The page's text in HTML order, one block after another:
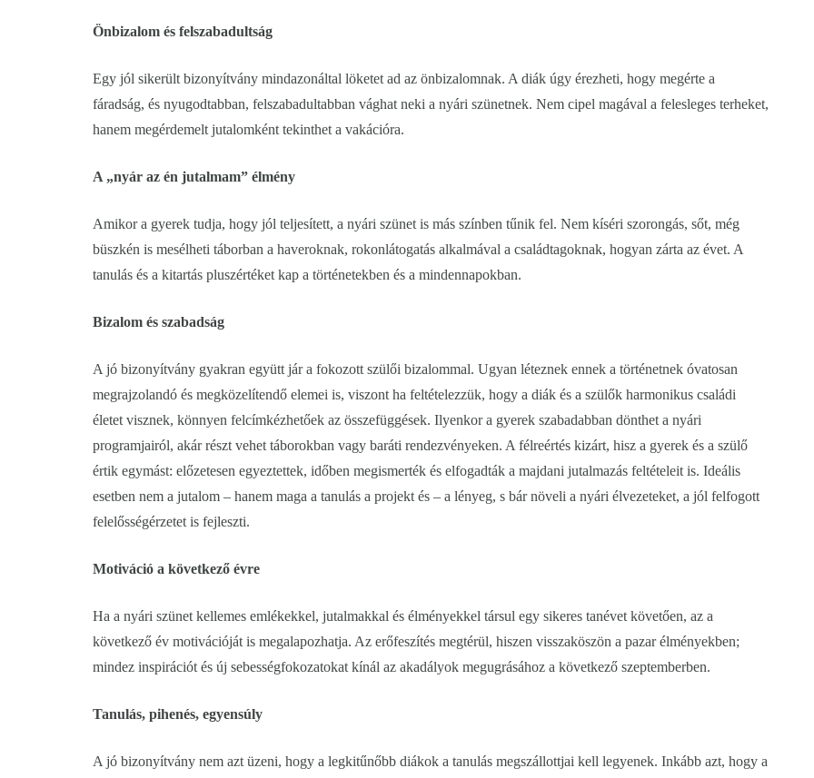
Önbizalom és felszabadultság
Egy jól sikerült bizonyítvány mindazonáltal löketet ad az önbizalomnak. A diák úgy érezheti, hogy megérte a
fáradság, és nyugodtabban, felszabadultabban vághat neki a nyári szünetnek. Nem cipel magával a felesleges terheket,
hanem megérdemelt jutalomként tekinthet a vakációra.
A „nyár az én jutalmam” élmény
Amikor a gyerek tudja, hogy jól teljesített, a nyári szünet is más színben tűnik fel. Nem kíséri szorongás, sőt, még
büszkén is mesélheti táborban a haveroknak, rokonlátogatás alkalmával a családtagoknak, hogyan zárta az évet. A
tanulás és a kitartás pluszértéket kap a történetekben és a mindennapokban.
Bizalom és szabadság
A jó bizonyítvány gyakran együtt jár a fokozott szülői bizalommal. Ugyan léteznek ennek a történetnek óvatosan
megrajzolandó és megközelítendő elemei is, viszont ha feltételezzük, hogy a diák és a szülők harmonikus családi
életet visznek, könnyen felcímkézhetőek az összefüggések. Ilyenkor a gyerek szabadabban dönthet a nyári
programjairól, akár részt vehet táborokban vagy baráti rendezvényeken. A félreértés kizárt, hisz a gyerek és a szülő
értik egymást: előzetesen egyeztettek, időben megismerték és elfogadták a majdani jutalmazás feltételeit is. Ideális
esetben nem a jutalom – hanem maga a tanulás a projekt és – a lényeg, s bár növeli a nyári élvezeteket, a jól felfogott
felelősségérzetet is fejleszti.
Motiváció a következő évre
Ha a nyári szünet kellemes emlékekkel, jutalmakkal és élményekkel társul egy sikeres tanévet követően, az a
következő év motivációját is megalapozhatja. Az erőfeszítés megtérül, hiszen visszaköszön a pazar élményekben;
mindez inspirációt és új sebességfokozatokat kínál az akadályok megugrásához a következő szeptemberben.
Tanulás, pihenés, egyensúly
A jó bizonyítvány nem azt üzeni, hogy a legkitűnőbb diákok a tanulás megszállottjai kell legyenek. Inkább azt, hogy a